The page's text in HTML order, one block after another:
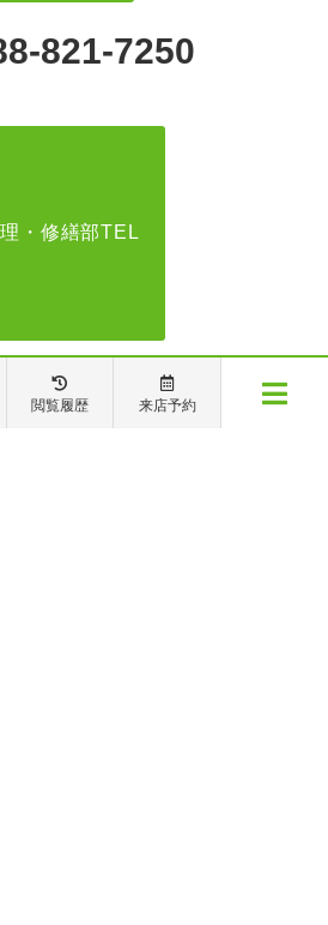
821-7250
・修繕部TEL
821-7272
閲覧履歴 来店予約